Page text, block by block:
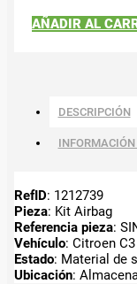
AÑADIR AL
DESCRIPCIÓN
RefID: 1212739
Pieza: Kit Airbag
Referencia pieza:
Vehículo: Citroen
Estado: Material de
Ubicación: